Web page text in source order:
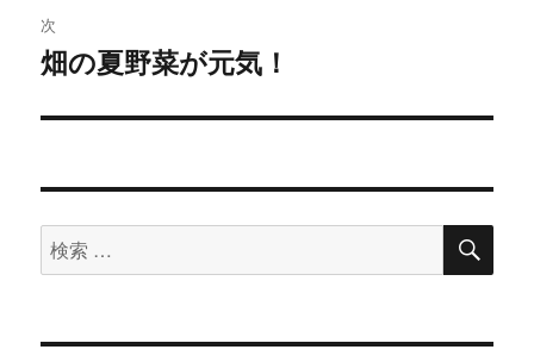
ゲ
ー
シ
ン
稿:
次
次
投
畑の夏野菜が元気！
検
索
象:
検